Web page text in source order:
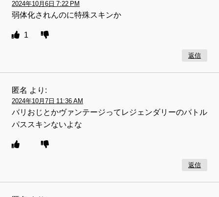
2024年10月6日 7:22 PM
弱体化されんのに特殊スキンか
1
返信
匿名 より:
2024年10月7日 11:36 AM
バリおじとかヴァンテージってレジェンダリーのバトル
パススキンないよな
返信